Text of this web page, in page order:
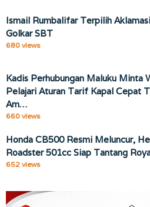
Ismail Rumbalifar Terpilih
Golkar SBT
680 views
Kadis Perhubungan Maluku Minta
Pelajari Aturan Tarif Kapal Cepat
Am…
660 views
Honda CB500 Resmi Meluncur,
Roadster 501cc Siap Tantang
652 views